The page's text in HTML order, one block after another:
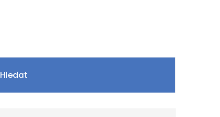
Hledat